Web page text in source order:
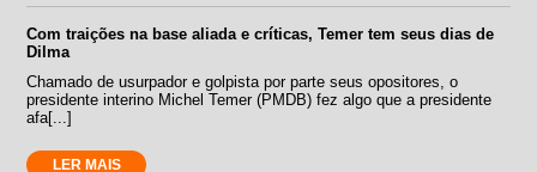
Com traições na base aliada e críticas, Temer tem seus dias de
Dilma
Chamado de usurpador e golpista por parte seus opositores, o
presidente interino Michel Temer (PMDB) fez algo que a presidente
afa[...]
LER MAIS